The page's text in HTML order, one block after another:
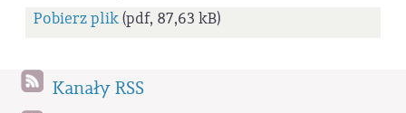
Pobierz plik(pdf, 87,63 kB)
Kanały RSS